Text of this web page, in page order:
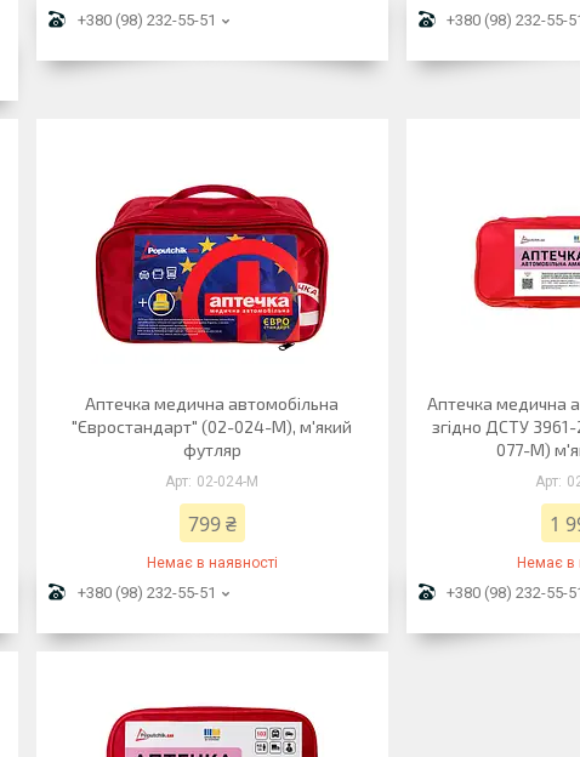
+380 (98) 232-55-51 +380 (98) 232-55-
Аптечка медична автомобiльна
"Євростандарт" (02-024-М), м'який
футляр
02-024-M
799 ₴
Немає в наявності
+380 (98) 232-55-51
Аптечка медична
згідно ДСТУ
077-М)
1
Немає в
+380 (98) 232-55-